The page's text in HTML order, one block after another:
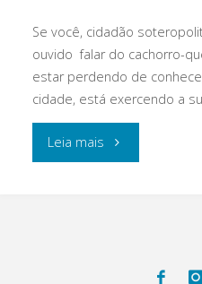
Se você, cidadão
ouvido falar do cachorro-
estar perdendo de
cidade, está exercendo a
Leia mais "O